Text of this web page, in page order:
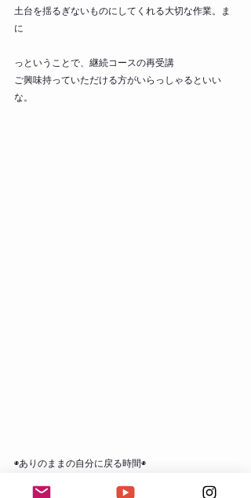
土台を揺るぎないものにしてくれる大切な作業。ま
に
っということで、継続コースの再受講
ご興味持っていただける方がいらっしゃるといい
な。
◉ありのままの自分に戻る時間◉